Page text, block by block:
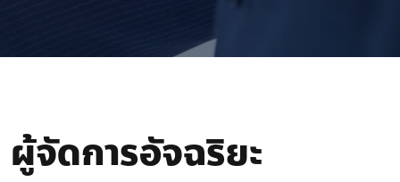
ผู้จัดการอัจฉริยะ